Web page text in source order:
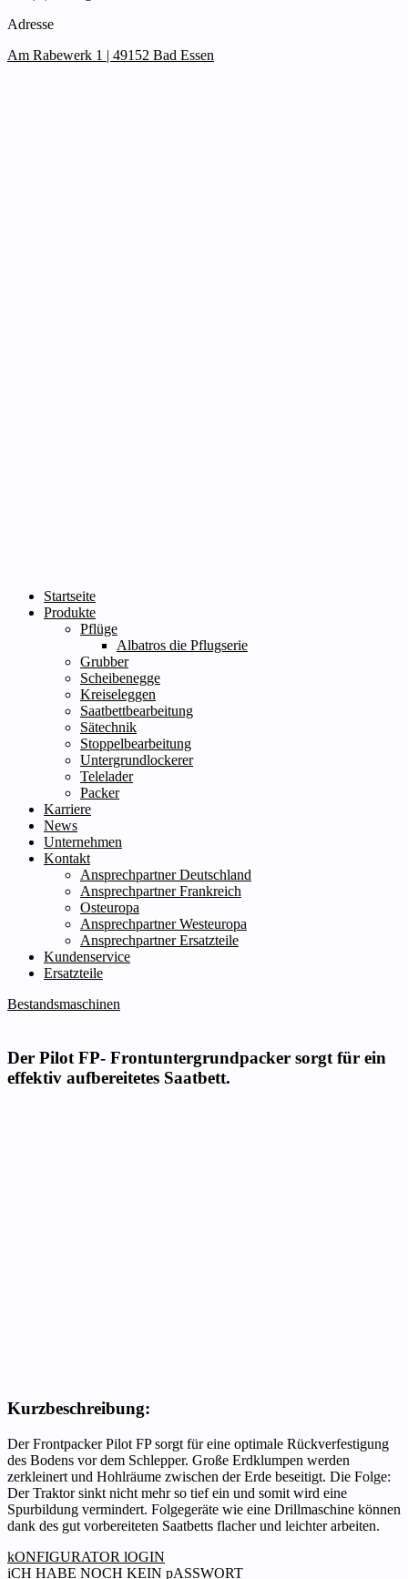
Adresse
Am Rabewerk 1 | 49152 Bad Essen
Startseite
Produkte
Pflüge
Albatros die Pflugserie
Grubber
Scheibenegge
Kreiseleggen
Saatbettbearbeitung
Sätechnik
Stoppelbearbeitung
Untergrundlockerer
Telelader
Packer
Karriere
News
Unternehmen
Kontakt
Ansprechpartner Deutschland
Ansprechpartner Frankreich
Osteuropa
Ansprechpartner Westeuropa
Ansprechpartner Ersatzteile
Kundenservice
Ersatzteile
Bestandsmaschinen
Der Pilot FP- Frontuntergrundpacker sorgt für ein
effektiv aufbereitetes Saatbett.
Kurzbeschreibung:
Der Frontpacker Pilot FP sorgt für eine optimale Rückverfestigung
des Bodens vor dem Schlepper. Große Erdklumpen werden
zerkleinert und Hohlräume zwischen der Erde beseitigt. Die Folge:
Der Traktor sinkt nicht mehr so tief ein und somit wird eine
Spurbildung vermindert. Folgegeräte wie eine Drillmaschine können
dank des gut vorbereiteten Saatbetts flacher und leichter arbeiten.
kONFIGURATOR lOGIN
iCH HABE NOCH KEIN pASSWORT